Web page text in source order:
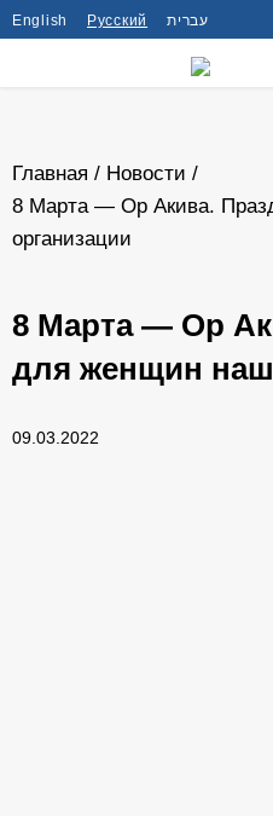
English Русский עברית
Главная / Новости /
8 Марта — Ор Акива.
организации
8 Марта — Ор
для женщин
09.03.2022